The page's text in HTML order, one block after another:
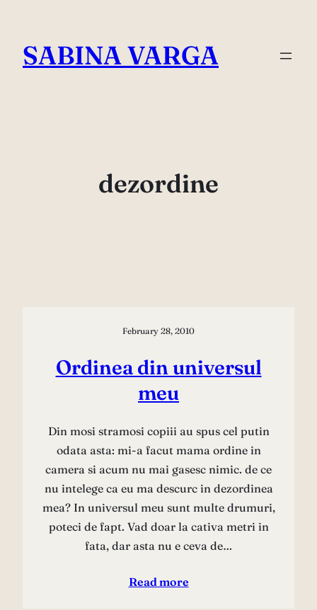
content
SABINA VARGA
dezordine
February 28, 2010
Ordinea din universul
meu
Din mosi stramosi copiii au spus cel putin
odata asta: mi-a facut mama ordine in
camera si acum nu mai gasesc nimic. de ce
nu intelege ca eu ma descurc in dezordinea
mea? In universul meu sunt multe drumuri,
poteci de fapt. Vad doar la cativa metri in
fata, dar asta nu e ceva de…
Read more